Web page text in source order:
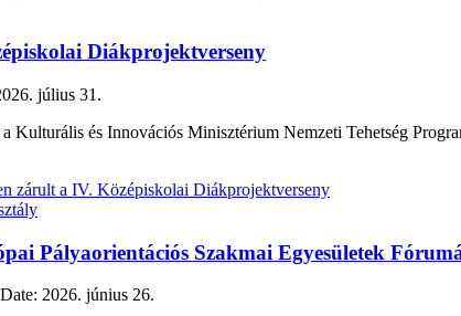
Diákprojektverseny
július 31.
Kulturális és Innovációs Minisztérium Nemzeti Tehetség
zárult a IV. Középiskolai Diákprojektverseny
Pályaorientációs Szakmai Egyesületek
2026. június 26.